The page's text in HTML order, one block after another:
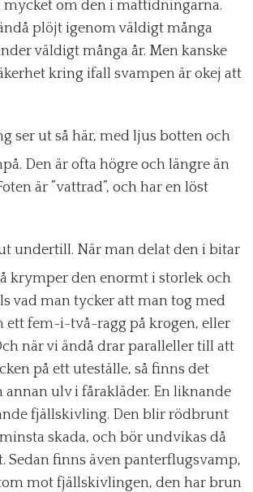
mycket om den i mattidningarna.
plöjt igenom väldigt många
väldigt många år. Men kanske
kring ifall svampen är okej att
ser ut så här, med ljus botten och
Den är ofta högre och längre än
är ”vattrad”, och har en löst
undertill. När man delat den i bitar
krymper den enormt i storlek och
vad man tycker att man tog med
ett fem-i-två-ragg på krogen, eller
när vi ändå drar paralleller till att
på ett uteställe, så finns det
annan ulv i fårakläder. En liknande
fjällskivling. Den blir rödbrunt
skada, och bör undvikas då
Sedan finns även panterflugsvamp,
mot fjällskivlingen, den har brun